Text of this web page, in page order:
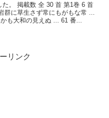
。 掲載数 全 30 首 第1巻 6 首
に草生さず常にもがもな常 ...
も大和の見えぬ ... 61 番...
リンク